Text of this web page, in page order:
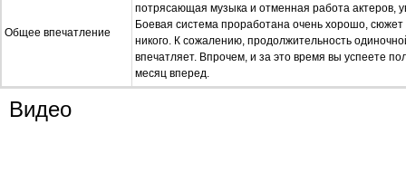
Общее впечатление
потрясающая музыка и отменная работа актеров,
Боевая система проработана очень хорошо,
никого. К сожалению, продолжительность
впечатляет. Впрочем, и за это время вы успеете
месяц вперед.
Видео